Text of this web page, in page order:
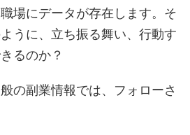
場にデータが存在します。そ
うに、立ち振る舞い、行動す
るのか？
の副業情報では、フォローさ